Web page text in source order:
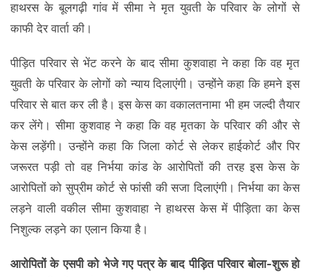
हाथरस के बूलगढ़ी गांव में सीमा ने मृत युवती के परिवार के लोगों से
काफी देर वार्ता की।
पीड़ित परिवार से भेंट करने के बाद सीमा कुशवाहा ने कहा कि वह मृत
युवती के परिवार के लोगों को न्याय दिलाएंगी। उन्होंने कहा कि हमने इस
परिवार से बात कर ली है। इस केस का वकालतनामा भी हम जल्दी तैयार
कर लेंगे। सीमा कुशवाह ने कहा कि वह मृतका के परिवार की और से
केस लड़ेंगी। उन्होंने कहा कि जिला कोर्ट से लेकर हाईकोर्ट और पिर
जरूरत पड़ी तो वह निर्भया कांड के आरोपितों की तरह इस केस के
आरोपितों को सुप्रीम कोर्ट से फांसी की सजा दिलाएंगी। निर्भया का केस
लड़ने वाली वकील सीमा कुशवाहा ने हाथरस केस में पीड़िता का केस
निशुल्क लड़ने का एलान किया है।
आरोपितों के एसपी को भेजे गए पत्र के बाद पीड़ित परिवार बोला-शुरू हो